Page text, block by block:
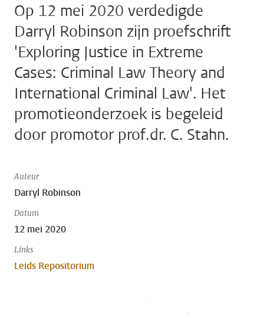
Op 12 mei 2020 verdedigde
Darryl Robinson zijn proefschrift
'Exploring Justice in Extreme
Cases: Criminal Law Theory and
International Criminal Law'. Het
promotieonderzoek is begeleid
door promotor prof.dr. C. Stahn.
Auteur
Darryl Robinson
Datum
12 mei 2020
Links
Leids Repositorium